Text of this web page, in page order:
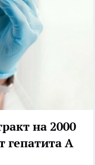
на 2000
гепатита А